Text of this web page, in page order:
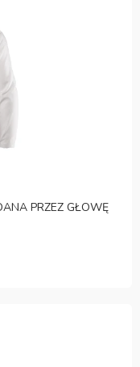
PRZEZ GŁOWĘ